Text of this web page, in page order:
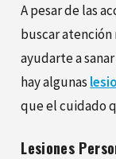
A pesar de las
buscar atención
ayudarte a
hay algunas
que el cuidado
Lesiones